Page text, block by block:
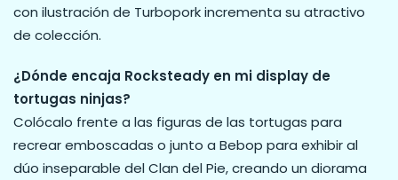
con ilustración de Turbopork incrementa su atractivo
de colección.
¿Dónde encaja Rocksteady en mi display de
tortugas ninjas?
Colócalo frente a las figuras de las tortugas para
recrear emboscadas o junto a Bebop para exhibir al
dúo inseparable del Clan del Pie, creando un diorama